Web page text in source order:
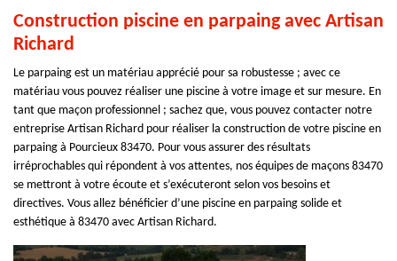
Construction piscine en parpaing avec Artisan
Richard
Le parpaing est un matériau apprécié pour sa robustesse ; avec ce
matériau vous pouvez réaliser une piscine à votre image et sur mesure. En
tant que maçon professionnel ; sachez que, vous pouvez contacter notre
entreprise Artisan Richard pour réaliser la construction de votre piscine en
parpaing à Pourcieux 83470. Pour vous assurer des résultats
irréprochables qui répondent à vos attentes, nos équipes de maçons 83470
se mettront à votre écoute et s’exécuteront selon vos besoins et
directives. Vous allez bénéficier d’une piscine en parpaing solide et
esthétique à 83470 avec Artisan Richard.